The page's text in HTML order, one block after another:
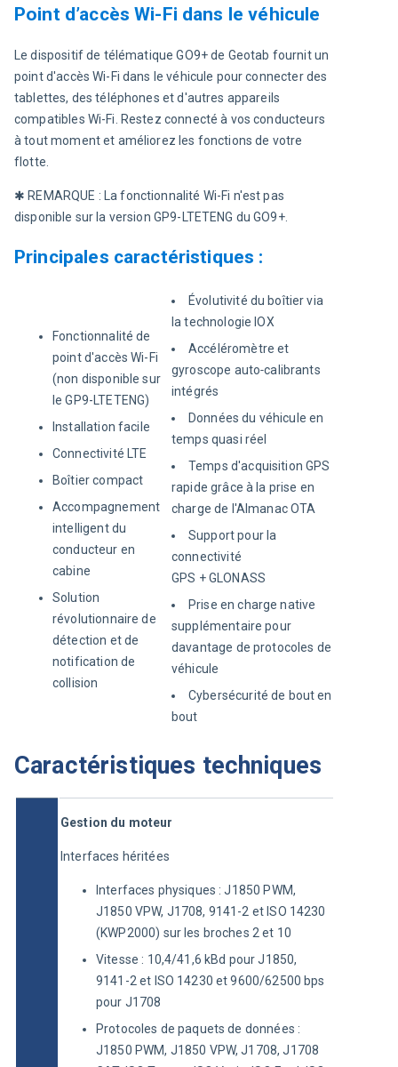
Point d’accès Wi-Fi dans le véhicule
Le dispositif de télématique GO9+ de Geotab fournit un
point d'accès Wi-Fi dans le véhicule pour connecter des
tablettes, des téléphones et d'autres appareils
compatibles Wi-Fi. Restez connecté à vos conducteurs
à tout moment et améliorez les fonctions de votre
flotte.
✱ REMARQUE : La fonctionnalité Wi-Fi n'est pas
disponible sur la version GP9-LTETENG du GO9+.
Principales caractéristiques :
Fonctionnalité de
point d'accès Wi-Fi
(non disponible sur
le GP9-LTETENG)
Installation facile
Connectivité LTE
Boîtier compact
Accompagnement
intelligent du
conducteur en
cabine
Solution
révolutionnaire de
détection et de
notification de
collision
Évolutivité du boîtier via
la technologie IOX
Accéléromètre et
gyroscope auto‑calibrants
intégrés
Données du véhicule en
temps quasi réel
Temps d'acquisition GPS
rapide grâce à la prise en
charge de l'Almanac OTA
Support pour la
connectivité
GPS + GLONASS
Prise en charge native
supplémentaire pour
davantage de protocoles de
véhicule
Cybersécurité de bout en
bout
Caractéristiques techniques
Gestion du moteur
Interfaces héritées
Interfaces physiques : J1850 PWM,
J1850 VPW, J1708, 9141-2 et ISO 14230
(KWP2000) sur les broches 2 et 10
Vitesse : 10,4/41,6 kBd pour J1850,
9141-2 et ISO 14230 et 9600/62500 bps
pour J1708
Protocoles de paquets de données :
J1850 PWM, J1850 VPW, J1708, J1708